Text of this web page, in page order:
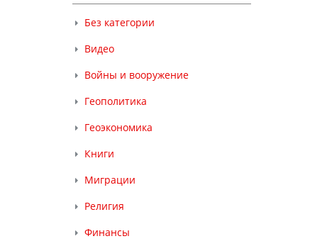
Без категории
Видео
Войны и вооружение
Геополитика
Геоэкономика
Книги
Миграции
Религия
Финансы